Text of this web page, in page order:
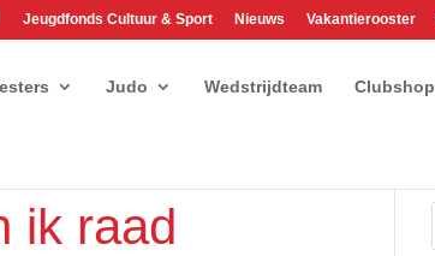
Jeugdfonds Cultuur & Sport Nieuws Vakantierooster
Judo Wedstrijdteam Clubshop
ik raad